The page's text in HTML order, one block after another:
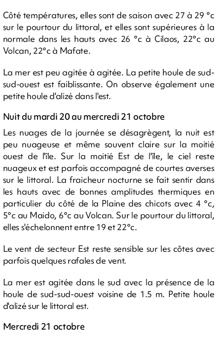
Côté températures, elles sont de saison avec 27 à 29 °c
sur le pourtour du littoral, et elles sont supérieures à la
normale dans les hauts avec 26 °c à Cilaos, 22°c au
Volcan, 22°c à Mafate.
La mer est peu agitée à agitée. La petite houle de sud-
sud-ouest est faiblissante. On observe également une
petite houle d'alizé dans l'est.
Nuit du mardi 20 au mercredi 21 octobre
Les nuages de la journée se désagrègent, la nuit est
peu nuageuse et même souvent claire sur la moitié
ouest de l'île. Sur la moitié Est de l'île, le ciel reste
nuageux et est parfois accompagné de courtes averses
sur le littoral. La fraicheur nocturne se fait sentir dans
les hauts avec de bonnes amplitudes thermiques en
particulier du côté de la Plaine des chicots avec 4 °c,
5°c au Maido, 6°c au Volcan. Sur le pourtour du littoral,
elles s'échelonnent entre 19 et 22°c.
Le vent de secteur Est reste sensible sur les côtes avec
parfois quelques rafales de vent.
La mer est agitée dans le sud avec la présence de la
houle de sud-sud-ouest voisine de 1.5 m. Petite houle
d'alizé sur le littoral est.
Mercredi 21 octobre